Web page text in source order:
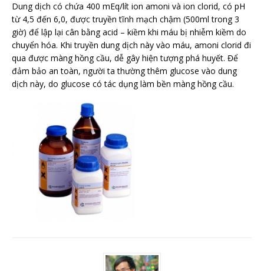
Dung dịch có chứa 400 mEq/lít ion amoni và ion clorid, có pH
từ 4,5 đến 6,0, được truyền tĩnh mạch chậm (500ml trong 3
giờ) để lập lại cân bằng acid – kiềm khi máu bị nhiễm kiềm do
chuyển hóa. Khi truyền dung dịch này vào máu, amoni clorid đi
qua được màng hồng cầu, dễ gây hiện tượng phá huyết. Để
đảm bảo an toàn, người ta thường thêm glucose vào dung
dịch này, do glucose có tác dụng làm bền màng hồng cầu.